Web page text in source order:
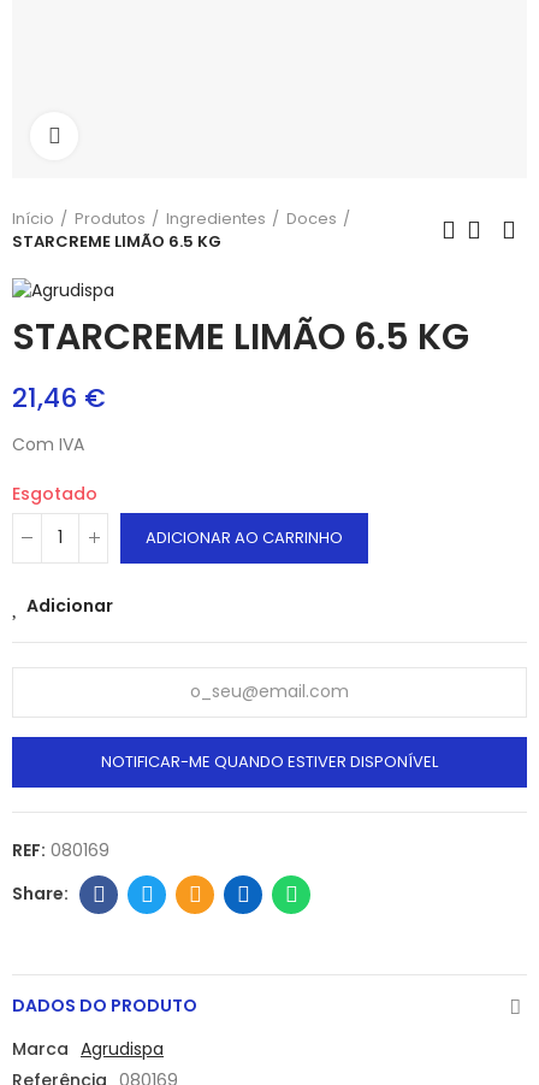
Início Produtos Ingredientes
Doces
STARCREME LIMÃO 6.5 KG
STARCREME LIMÃO 6.5 KG
21,46 €
Com IVA
Esgotado
ADICIONAR AO CARRINHO
Adicionar
NOTIFICAR-ME QUANDO ESTIVER DISPONÍVEL
REF: 080169
DADOS DO PRODUTO
Marca Agrudispa
Referência 080169